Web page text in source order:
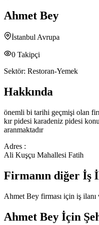
Ahmet Bey
İstanbul Avrupa
0 Takipçi
Sektör: Restoran-Yemek
Hakkında
önemli bi tarihi geçmişi olan
kır pidesi karadeniz pidesi
aranmaktadır
Adres :
Ali Kuşçu Mahallesi Fatih
Firmanın diğer İş
Ahmet Bey firması için iş
Ahmet Bey İçin